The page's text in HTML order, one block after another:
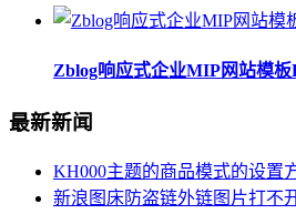
Zblog响应式企业MIP网站模板
最新新闻
KH000主题的商品模式的设置
新浪图床防盗链外链图片打不